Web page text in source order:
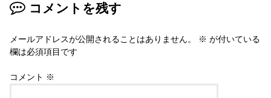
コメントを残す
メールアドレスが公開されることはありません。 ※ が付いている
欄は必須項目です
コメント ※